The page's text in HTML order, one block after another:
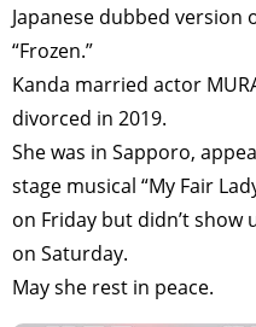
Japanese dubbed
“Frozen.”
Kanda married actor
divorced in 2019.
She was in Sapporo,
stage musical “My Fair
on Friday but didn’t
on Saturday.
May she rest in peace.